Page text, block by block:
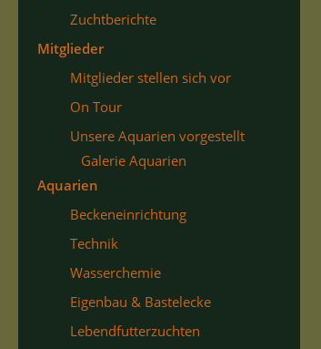
Zuchtberichte
Mitglieder
Mitglieder stellen sich vor
On Tour
Unsere Aquarien vorgestellt
Galerie Aquarien
Aquarien
Beckeneinrichtung
Technik
Wasserchemie
Eigenbau & Bastelecke
Lebendfutterzuchten